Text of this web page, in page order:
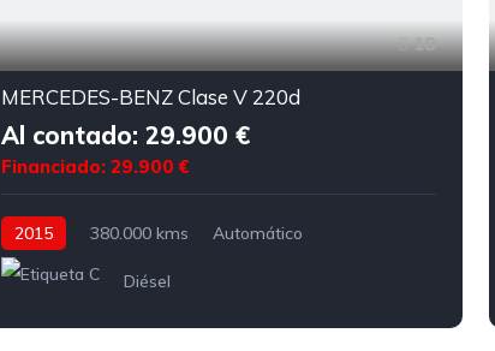
18
MERCEDES-BENZ Clase V 220d
Al contado: 29.900 €
Financiado: 29.900 €
2015 380.000 kms Automático
Diésel